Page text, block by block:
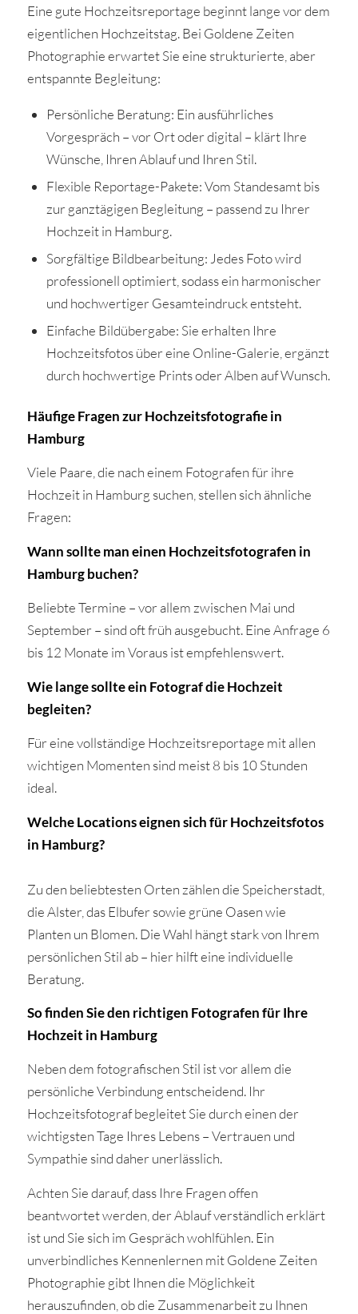
Eine gute Hochzeitsreportage beginnt lange vor dem
eigentlichen Hochzeitstag. Bei Goldene Zeiten
Photographie erwartet Sie eine strukturierte, aber
entspannte Begleitung:
Persönliche Beratung: Ein ausführliches
Vorgespräch – vor Ort oder digital – klärt Ihre
Wünsche, Ihren Ablauf und Ihren Stil.
Flexible Reportage-Pakete: Vom Standesamt bis
zur ganztägigen Begleitung – passend zu Ihrer
Hochzeit in Hamburg.
Sorgfältige Bildbearbeitung: Jedes Foto wird
professionell optimiert, sodass ein harmonischer
und hochwertiger Gesamteindruck entsteht.
Einfache Bildübergabe: Sie erhalten Ihre
Hochzeitsfotos über eine Online-Galerie, ergänzt
durch hochwertige Prints oder Alben auf Wunsch.
Häufige Fragen zur Hochzeitsfotografie in
Hamburg
Viele Paare, die nach einem Fotografen für ihre
Hochzeit in Hamburg suchen, stellen sich ähnliche
Fragen:
Wann sollte man einen Hochzeitsfotografen in
Hamburg buchen?
Beliebte Termine – vor allem zwischen Mai und
September – sind oft früh ausgebucht. Eine Anfrage 6
bis 12 Monate im Voraus ist empfehlenswert.
Wie lange sollte ein Fotograf die Hochzeit
begleiten?
Für eine vollständige Hochzeitsreportage mit allen
wichtigen Momenten sind meist 8 bis 10 Stunden
ideal.
Welche Locations eignen sich für Hochzeitsfotos
in Hamburg?
Zu den beliebtesten Orten zählen die Speicherstadt,
die Alster, das Elbufer sowie grüne Oasen wie
Planten un Blomen. Die Wahl hängt stark von Ihrem
persönlichen Stil ab – hier hilft eine individuelle
Beratung.
So finden Sie den richtigen Fotografen für Ihre
Hochzeit in Hamburg
Neben dem fotografischen Stil ist vor allem die
persönliche Verbindung entscheidend. Ihr
Hochzeitsfotograf begleitet Sie durch einen der
wichtigsten Tage Ihres Lebens – Vertrauen und
Sympathie sind daher unerlässlich.
Achten Sie darauf, dass Ihre Fragen offen
beantwortet werden, der Ablauf verständlich erklärt
ist und Sie sich im Gespräch wohlfühlen. Ein
unverbindliches Kennenlernen mit Goldene Zeiten
Photographie gibt Ihnen die Möglichkeit
herauszufinden, ob die Zusammenarbeit zu Ihnen